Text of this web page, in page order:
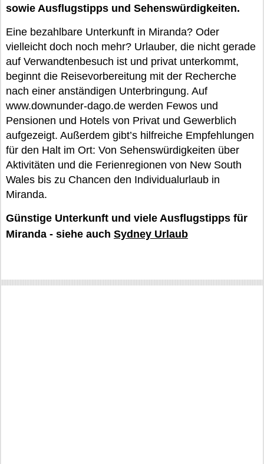
sowie Ausflugstipps und Sehenswürdigkeiten.
Eine bezahlbare Unterkunft in Miranda? Oder
vielleicht doch noch mehr? Urlauber, die nicht gerade
auf Verwandtenbesuch ist und privat unterkommt,
beginnt die Reisevorbereitung mit der Recherche
nach einer anständigen Unterbringung. Auf
www.downunder-dago.de werden Fewos und
Pensionen und Hotels von Privat und Gewerblich
aufgezeigt. Außerdem gibt’s hilfreiche Empfehlungen
für den Halt im Ort: Von Sehenswürdigkeiten über
Aktivitäten und die Ferienregionen von New South
Wales bis zu Chancen den Individualurlaub in
Miranda.
Günstige Unterkunft und viele Ausflugstipps für
Miranda - siehe auch Sydney Urlaub